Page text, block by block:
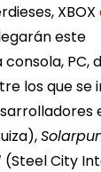
XBOX
este
PC,
los que se
(Steel City